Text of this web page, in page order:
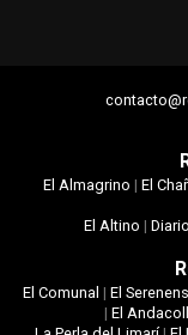
El Almagrino | El
El Altino |
El Comunal | El
| El